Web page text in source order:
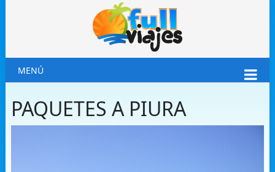
MENÚ
PAQUETES A PIURA